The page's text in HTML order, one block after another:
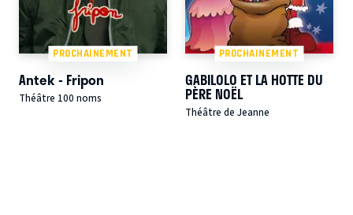
PROCHAINEMENT
Antek - Fripon
Théâtre 100 noms
PROCHAINEMENT
GABILOLO ET LA HOTTE DU
PÈRE NOËL
Théâtre de Jeanne